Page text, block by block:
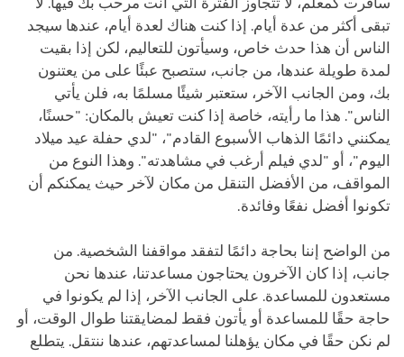
تبقى أكثر من عدة أيام. إذا كنت هناك لعدة أيام، عندها سيجد
الناس أن هذا حدث خاص، وسيأتون للتعاليم، لكن إذا بقيت
لمدة طويلة عندها، من جانب، ستصبح عبئًا على من يعتنون
بك، ومن الجانب الآخر، ستعتبر شيئًا مسلمًا به، فلن يأتي
الناس". هذا ما رأيته، خاصة إذا كنت تعيش بالمكان: "حسنًا،
يمكنني دائمًا الذهاب الأسبوع القادم"، "لدي حفلة عيد ميلاد
اليوم"، أو "لدي فيلم أرغب في مشاهدته". وهذا النوع من
المواقف، من الأفضل التنقل من مكان لآخر حيث يمكنكم أن
تكونوا أفضل نفعًا وفائدة.
من الواضح إننا بحاجة دائمًا لتفقد مواقفنا الشخصية. من
جانب، إذا كان الآخرون يحتاجون مساعدتنا، عندها نحن
مستعدون للمساعدة. على الجانب الآخر، إذا لم يكونوا في
حاجة حقًا للمساعدة أو يأتون فقط لمضايقتنا طوال الوقت، أو
لم نكن حقًا في مكان يؤهلنا لمساعدتهم، عندها ننتقل. يتطلع